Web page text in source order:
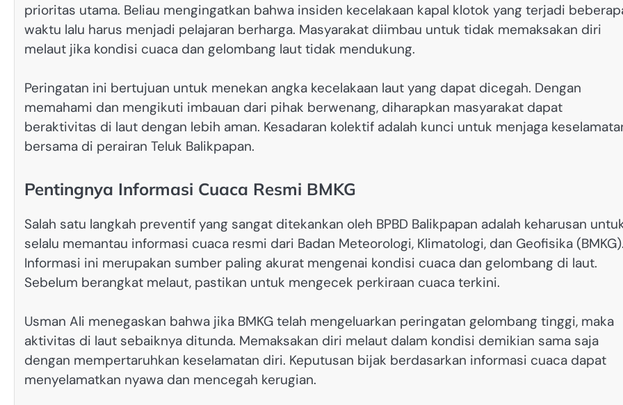
prioritas utama. Beliau mengingatkan bahwa insiden kecelakaan kapal klotok yang terjadi
waktu lalu harus menjadi pelajaran berharga. Masyarakat diimbau untuk tidak memaksakan diri
melaut jika kondisi cuaca dan gelombang laut tidak mendukung.
Peringatan ini bertujuan untuk menekan angka kecelakaan laut yang dapat dicegah. Dengan
memahami dan mengikuti imbauan dari pihak berwenang, diharapkan masyarakat dapat
beraktivitas di laut dengan lebih aman. Kesadaran kolektif adalah kunci untuk menjaga
bersama di perairan Teluk Balikpapan.
Pentingnya Informasi Cuaca Resmi BMKG
Salah satu langkah preventif yang sangat ditekankan oleh BPBD Balikpapan adalah keharusan
selalu memantau informasi cuaca resmi dari Badan Meteorologi, Klimatologi, dan Geofisika
Informasi ini merupakan sumber paling akurat mengenai kondisi cuaca dan gelombang di laut.
Sebelum berangkat melaut, pastikan untuk mengecek perkiraan cuaca terkini.
Usman Ali menegaskan bahwa jika BMKG telah mengeluarkan peringatan gelombang tinggi, maka
aktivitas di laut sebaiknya ditunda. Memaksakan diri melaut dalam kondisi demikian sama saja
dengan mempertaruhkan keselamatan diri. Keputusan bijak berdasarkan informasi cuaca dapat
menyelamatkan nyawa dan mencegah kerugian.